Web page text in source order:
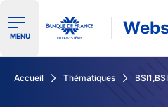
Ouvrir le menu de
MENU
Accueil Thématiques